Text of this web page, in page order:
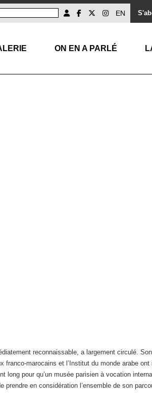
EN
ON EN A PARLÉ
reconnaissable, a largement circulé.
marocains et l’Institut du monde arabe
pour qu’un musée parisien à vocation
en considération l’ensemble de son